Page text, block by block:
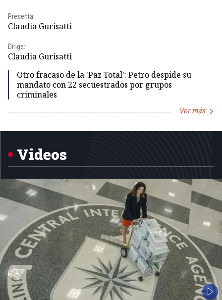
Presenta:
Claudia Gurisatti
Dirige:
Claudia Gurisatti
Otro fracaso de la 'Paz Total': Petro despide su
mandato con 22 secuestrados por grupos
criminales
Ver más
1
Videos